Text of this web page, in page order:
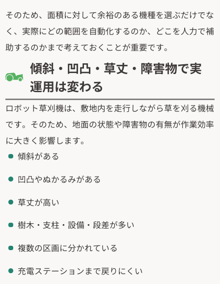
そのため、面積に対して余裕のある機種を選ぶだけでな
く、実際にどの範囲を自動化するのか、どこを人力で補
助するのかまで考えておくことが重要です。
傾斜・凹凸・草丈・障害物で実
運用は変わる
ロボット草刈機は、敷地内を走行しながら草を刈る機械
です。そのため、地面の状態や障害物の有無が作業効率
に大きく影響します。
傾斜がある
凹凸やぬかるみがある
草丈が高い
樹木・支柱・設備・段差が多い
複数の区画に分かれている
充電ステーションまで戻りにくい